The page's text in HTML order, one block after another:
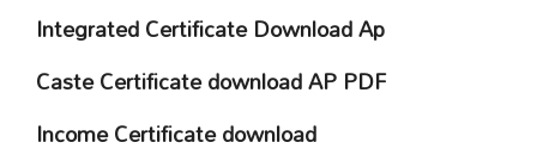
Integrated Certificate Download Ap
Caste Certificate download AP PDF
Income Certificate download